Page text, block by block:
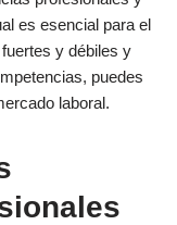
es esencial para el
y débiles y
puedes
laboral.